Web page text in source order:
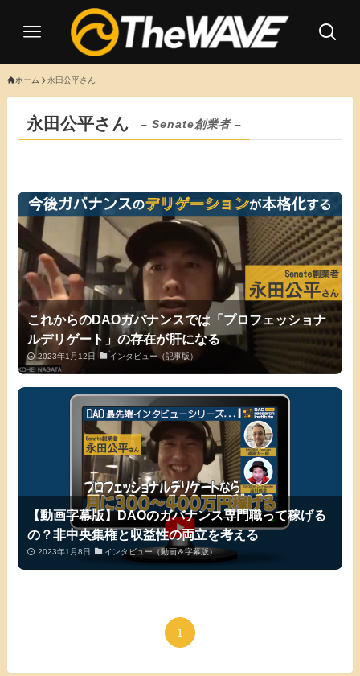
ホーム 永田公平さん
永田公平さん – Senate創業者 –
これからのDAOガバナンスでは「プロフェッショナ
ルデリゲート」の存在が肝になる
2023年1月12日 インタビュー（記事版）
【動画字幕版】DAOのガバナンス専門職って稼げる
の？非中央集権と収益性の両立を考える
2023年1月8日 インタビュー（動画＆字幕版）
1